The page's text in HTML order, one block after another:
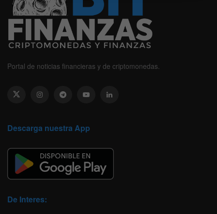
Portal de noticias financieras y de criptomonedas.
Descarga nuestra App
De Interes: